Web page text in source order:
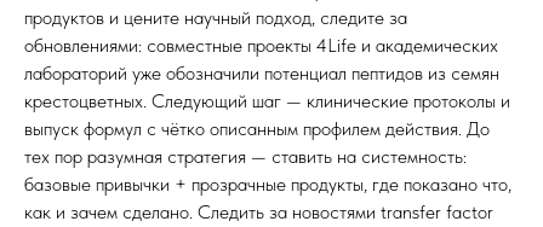
продуктов и цените научный подход, следите за
обновлениями: совместные проекты 4Life и академических
лабораторий уже обозначили потенциал пептидов из семян
крестоцветных. Следующий шаг — клинические протоколы и
выпуск формул с чётко описанным профилем действия. До
тех пор разумная стратегия — ставить на системность:
базовые привычки + прозрачные продукты, где показано что,
как и зачем сделано. Следить за новостями transfer factor